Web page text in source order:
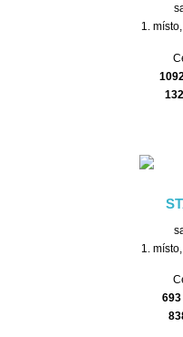
1.
1.
693